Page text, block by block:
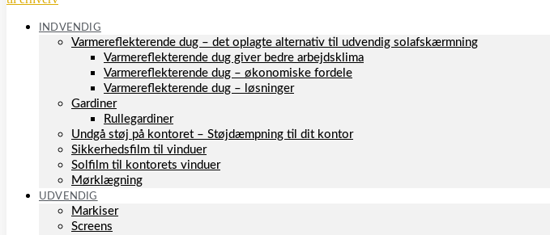
INDVENDIG
Varmereflekterende dug – det oplagte alternativ til udvendig solafskærmning
Varmereflekterende dug giver bedre arbejdsklima
Varmereflekterende dug – økonomiske fordele
Varmereflekterende dug – løsninger
Gardiner
Rullegardiner
Undgå støj på kontoret – Støjdæmpning til dit kontor
Sikkerhedsfilm til vinduer
Solfilm til kontorets vinduer
Mørklægning
UDVENDIG
Markiser
Screens